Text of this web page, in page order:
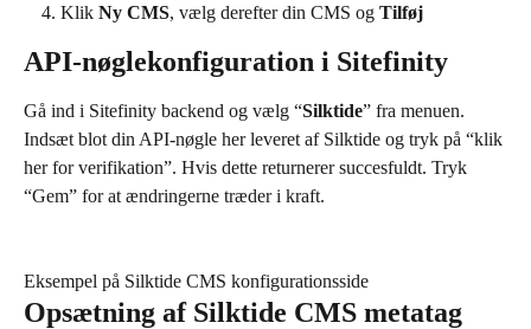
Klik Ny CMS, vælg derefter din CMS og Tilføj
API-nøglekonfiguration i Sitefinity
Gå ind i Sitefinity backend og vælg “Silktide” fra menuen.
Indsæt blot din API-nøgle her leveret af Silktide og tryk på “klik
her for verifikation”. Hvis dette returnerer succesfuldt. Tryk
“Gem” for at ændringerne træder i kraft.
Eksempel på Silktide CMS konfigurationsside
Opsætning af Silktide CMS metatag